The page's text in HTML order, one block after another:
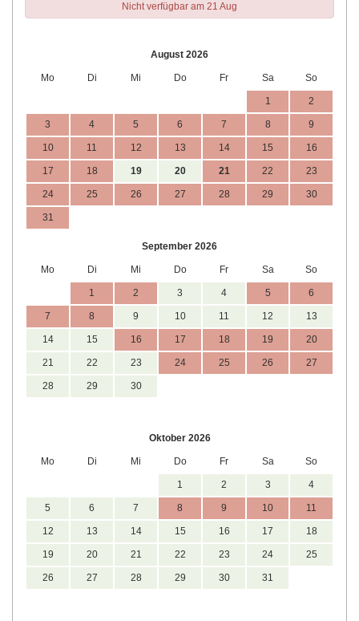
Nicht verfügbar am 21 Aug
August 2026
Mo Di Mi Do Fr Sa So
1 2
3 4 5 6 7 8 9
10 11 12 13 14 15 16
17 18 19 20 21 22 23
24 25 26 27 28 29 30
31
September 2026
Mo Di Mi Do Fr Sa So
1 2 3 4 5 6
7 8 9 10 11 12 13
14 15 16 17 18 19 20
21 22 23 24 25 26 27
28 29 30
Oktober 2026
Mo Di Mi Do Fr Sa So
1 2 3 4
5 6 7 8 9 10 11
12 13 14 15 16 17 18
19 20 21 22 23 24 25
26 27 28 29 30 31